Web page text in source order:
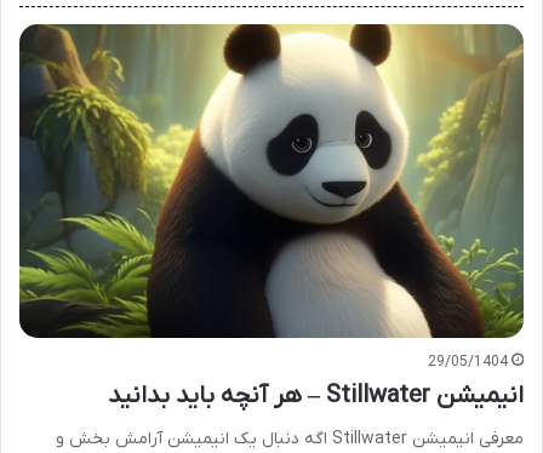
29/05/1404
انیمیشن Stillwater – هر آنچه باید بدانید
معرفی انیمیشن Stillwater اگه دنبال یک انیمیشن آرامش بخش و